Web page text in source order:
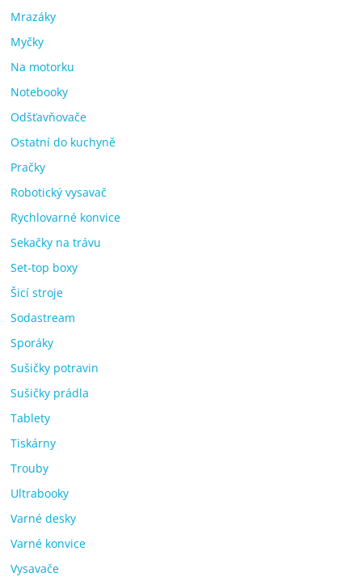
Mrazáky
Myčky
Na motorku
Notebooky
Odšťavňovače
Ostatní do kuchyně
Pračky
Robotický vysavač
Rychlovarné konvice
Sekačky na trávu
Set-top boxy
Šicí stroje
Sodastream
Sporáky
Sušičky potravin
Sušičky prádla
Tablety
Tiskárny
Trouby
Ultrabooky
Varné desky
Varné konvice
Vysavače